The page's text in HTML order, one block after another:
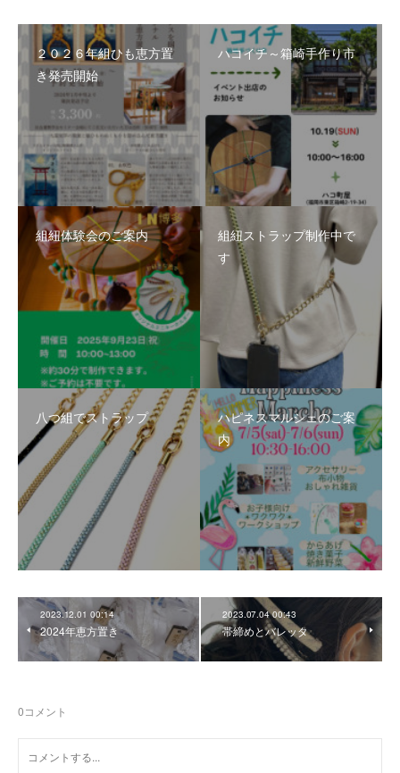
２０２６年組ひも恵方置
き発売開始
ハコイチ～箱崎手作り市
組紐体験会のご案内
組紐ストラップ制作中で
す
八つ組でストラップ
ハピネスマルシェのご案
内
2023.12.01 00:14
2024年恵方置き
2023.07.04 00:43
帯締めとバレッタ
0コメント